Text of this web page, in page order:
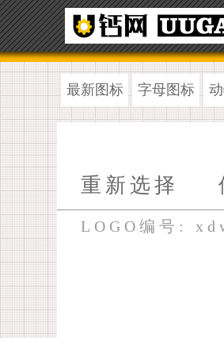
最新图标 字母图标
重新选择
LOGO编号: